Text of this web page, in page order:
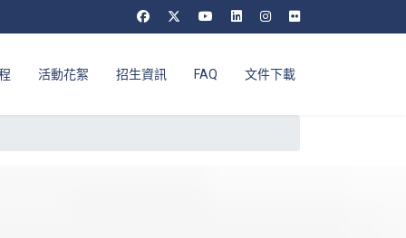
活動花絮 招生資訊 FAQ 文件下載